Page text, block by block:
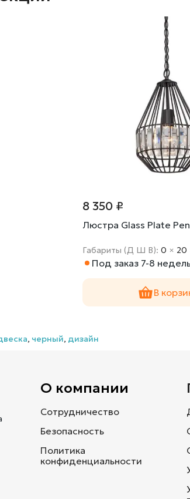
8 350 ₽
Люстра Glass Plate
Габариты (Д Ш В): 0 × 20
Под заказ 7-8
В
, черный, дизайн
О компании
Сотрудничество
Безопасность
Политика
конфиденциальности